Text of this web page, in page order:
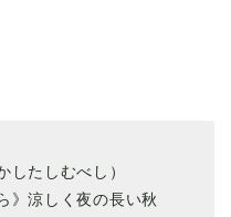
したしむべし）
》涼しく夜の長い秋